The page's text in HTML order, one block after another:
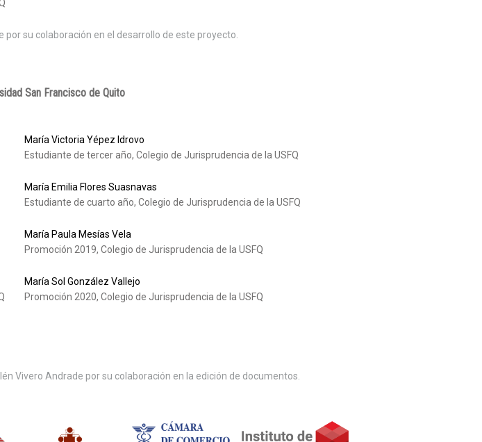
su colaboración en el desarrollo de este proyecto.
San Francisco de Quito
María Victoria Yépez Idrovo
Estudiante de tercer año, Colegio de Jurisprudencia de la USFQ
María Emilia Flores Suasnavas
Estudiante de cuarto año, Colegio de Jurisprudencia de la USFQ
María Paula Mesías Vela
Promoción 2019, Colegio de Jurisprudencia de la USFQ
María Sol González Vallejo
Promoción 2020, Colegio de Jurisprudencia de la USFQ
Vivero Andrade por su colaboración en la edición de documentos.